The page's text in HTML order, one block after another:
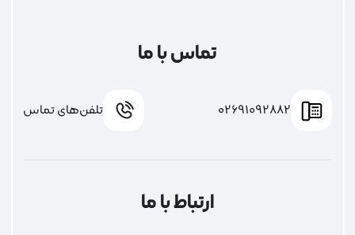
تماس با ما
02691092882 تلفن‌های تماس
ارتباط با ما